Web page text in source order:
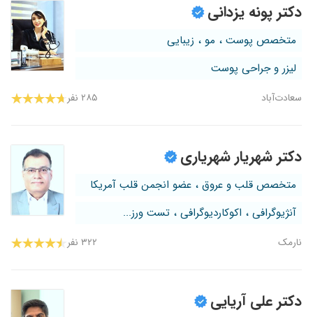
دکتر پونه یزدانی
متخصص پوست ، مو ، زیبایی
لیزر و جراحی پوست
سعادت‌آباد ۲۸۵ نفر
دکتر شهریار شهریاری
متخصص قلب و عروق ، عضو انجمن قلب آمریکا
آنژیوگرافی ، اکوکاردیوگرافی ، تست ورز...
نارمک ۳۲۲ نفر
دکتر علی آریایی